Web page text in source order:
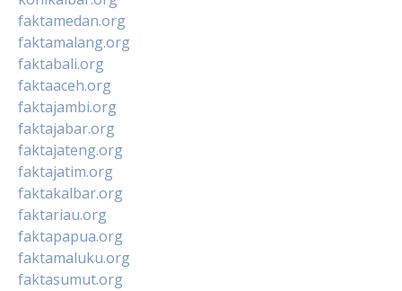
faktamedan.org
faktamalang.org
faktabali.org
faktaaceh.org
faktajambi.org
faktajabar.org
faktajateng.org
faktajatim.org
faktakalbar.org
faktariau.org
faktapapua.org
faktamaluku.org
faktasumut.org